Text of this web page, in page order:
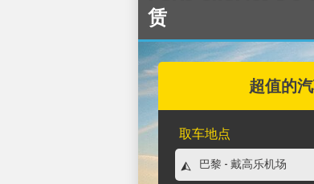
赁
超值的
取车地点